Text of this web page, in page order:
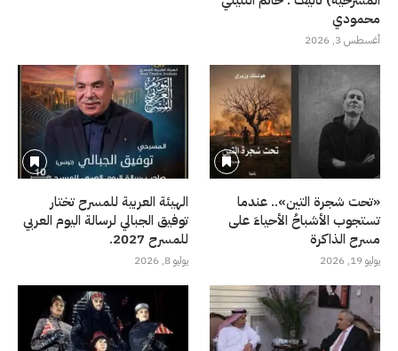
محمودي
أغسطس 3, 2026
«تحت شجرة التين».. عندما
تستجوب الأشباحُ الأحياءَ على
مسرح الذاكرة
يوليو 19, 2026
الهيئة العربية للمسرح تختار
توفيق الجبالي لرسالة اليوم العربي
للمسرح 2027.
يوليو 8, 2026